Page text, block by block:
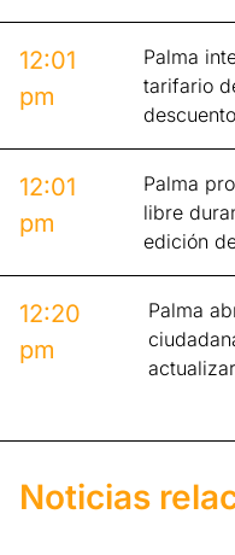
12:01
pm
Palma
tarifario
12:01
pm
Palma
libre
edición
12:20
pm
Palma
Noticias